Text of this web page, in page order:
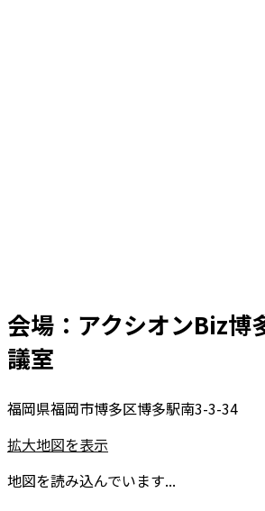
会場：アクシオンBiz博
議室
福岡県福岡市博多区博多駅南3-3-34
拡大地図を表示
地図を読み込んでいます...